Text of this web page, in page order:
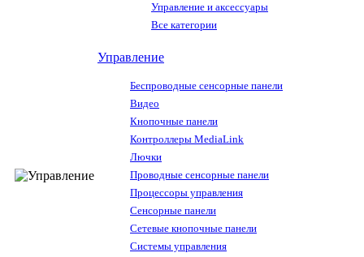
Управление и аксессуары
Все категории
Управление
Беспроводные сенсорные панели
Видео
Кнопочные панели
Контроллеры MediaLink
Лючки
Проводные сенсорные панели
Процессоры управления
Сенсорные панели
Сетевые кнопочные панели
Системы управления